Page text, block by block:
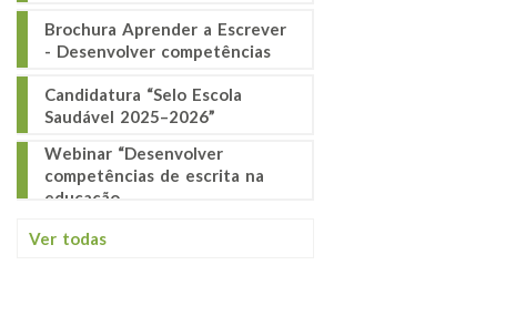
Brochura Aprender a Escrever
- Desenvolver competências
Candidatura “Selo Escola
Saudável 2025–2026”
Webinar “Desenvolver
competências de escrita na
educação
Ver todas